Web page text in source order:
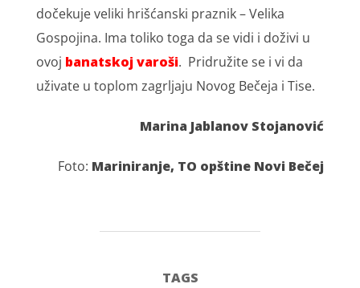
dočekuje veliki hrišćanski praznik – Velika
Gospojina. Ima toliko toga da se vidi i doživi u
ovoj banatskoj varoši. Pridružite se i vi da
uživate u toplom zagrljaju Novog Bečeja i Tise.
Marina Jablanov Stojanović
Foto: Mariniranje, TO opštine Novi Bečej
TAGS